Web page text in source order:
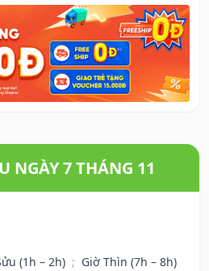
NGÀY 7 THÁNG 11
(1h – 2h) ; Giờ Thìn (7h – 8h)